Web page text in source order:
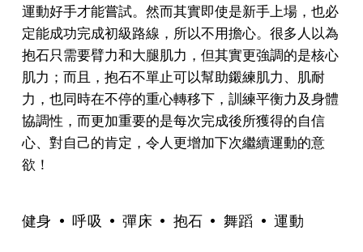
運動好手才能嘗試。然而其實即使是新手上場，也必
定能成功完成初級路線，所以不用擔心。很多人以為
抱石只需要臂力和大腿肌力，但其實更強調的是核心
肌力；而且，抱石不單止可以幫助鎩練肌力、肌耐
力，也同時在不停的重心轉移下，訓練平衡力及身體
協調性，而更加重要的是每次完成後所獲得的自信
心、對自己的肯定，令人更增加下次繼續運動的意
欲！
健身 呼吸 彈床 抱石 舞蹈 運動